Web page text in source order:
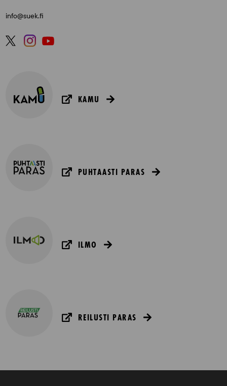
info@suek.fi
KAMU
PUHTAASTI PARAS
ILMO
REILUSTI PARAS